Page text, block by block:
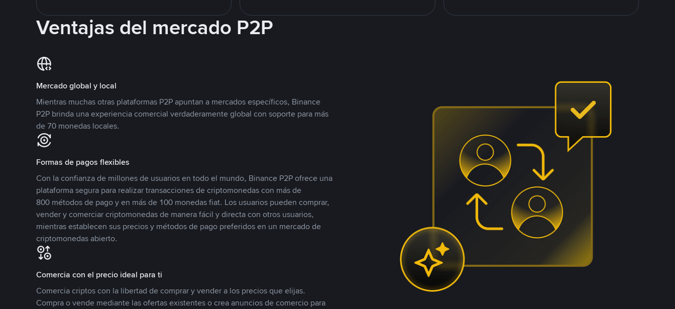
Ventajas del mercado P2P
Mercado global y local
Mientras muchas otras plataformas P2P apuntan a mercados específicos, Binance
P2P brinda una experiencia comercial verdaderamente global con soporte para más
de 70 monedas locales.
Formas de pagos flexibles
Con la confianza de millones de usuarios en todo el mundo, Binance P2P ofrece una
plataforma segura para realizar transacciones de criptomonedas con más de
800 métodos de pago y en más de 100 monedas fiat. Los usuarios pueden comprar,
vender y comerciar criptomonedas de manera fácil y directa con otros usuarios,
mientras establecen sus precios y métodos de pago preferidos en un mercado de
criptomonedas abierto.
Comercia con el precio ideal para ti
Comercia criptos con la libertad de comprar y vender a los precios que elijas.
Compra o vende mediante las ofertas existentes o crea anuncios de comercio para